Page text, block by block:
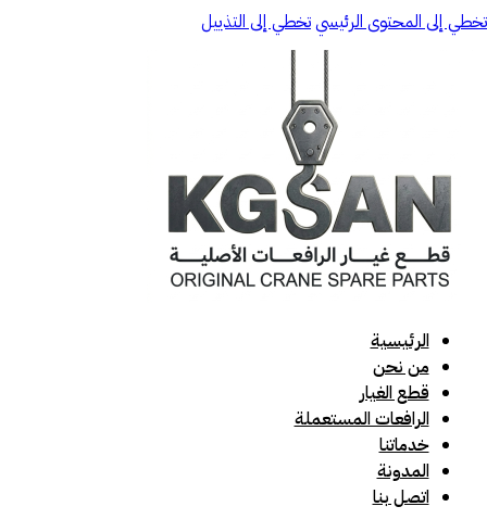
تخطي إلى المحتوى الرئيسيتخطي إلى التذييل
الرئيسية
من نحن
قطع الغيار
الرافعات المستعملة
خدماتنا
المدونة
اتصل بنا